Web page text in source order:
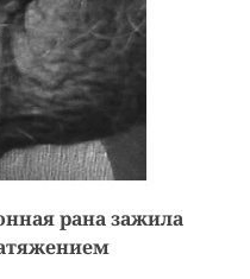
рана зажила